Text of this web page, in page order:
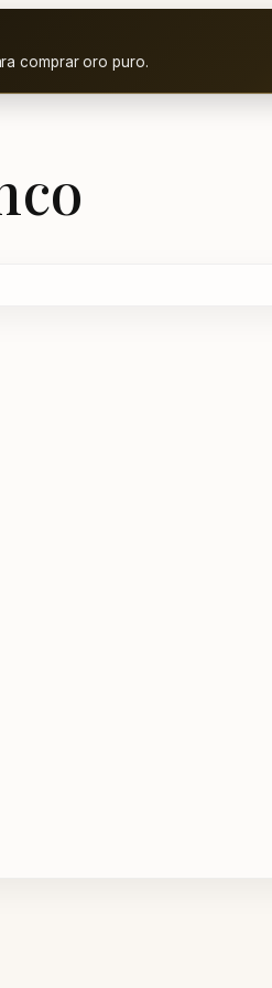
comprar oro puro.